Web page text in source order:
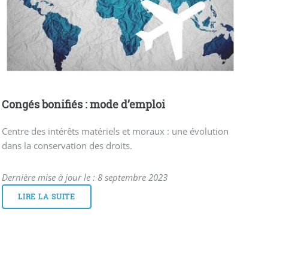
Congés bonifiés : mode d’emploi
Centre des intérêts matériels et moraux : une évolution
dans la conservation des droits.
Dernière mise à jour le : 8 septembre 2023
LIRE LA SUITE